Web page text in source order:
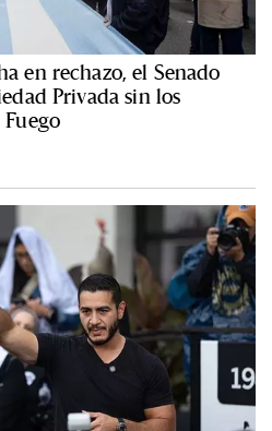
en rechazo, el Senado
Privada sin los